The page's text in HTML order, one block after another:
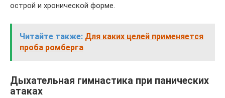
острой и хронической форме.
Читайте также: Для каких целей применяется
проба ромберга
Дыхательная гимнастика при панических
атаках